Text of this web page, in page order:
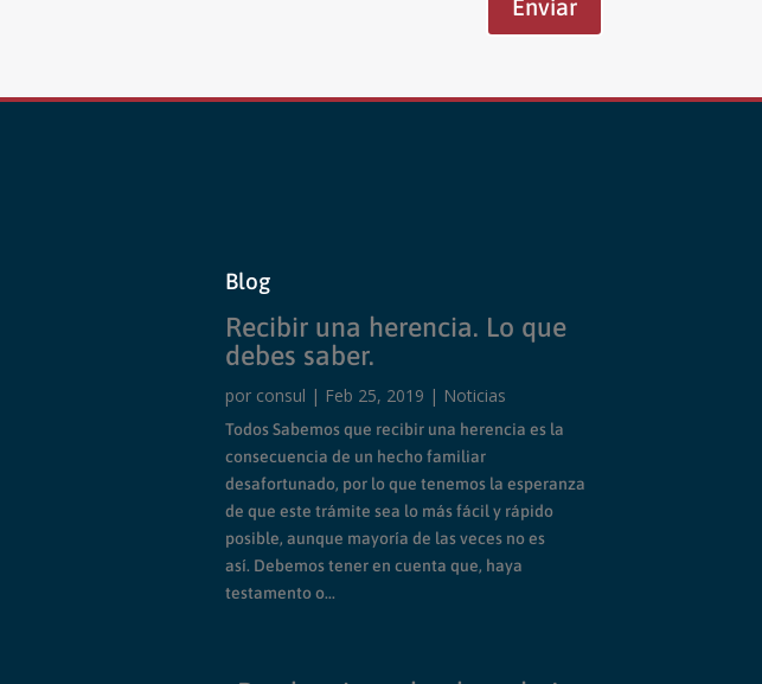
Enviar
Blog
Recibir una herencia. Lo que
debes saber.
por consul | Feb 25, 2019 | Noticias
Todos Sabemos que recibir una herencia es la
consecuencia de un hecho familiar
desafortunado, por lo que tenemos la esperanza
de que este trámite sea lo más fácil y rápido
posible, aunque mayoría de las veces no es
así. Debemos tener en cuenta que, haya
testamento o...